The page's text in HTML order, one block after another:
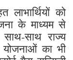
को
के माध्यम से
साथ राज्य
योजनाओं का भी